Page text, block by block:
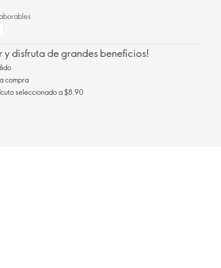
y disfruta de grandes beneficios!
compra
Envío gratis al comprar un prodcuto seleccionado a $8.90